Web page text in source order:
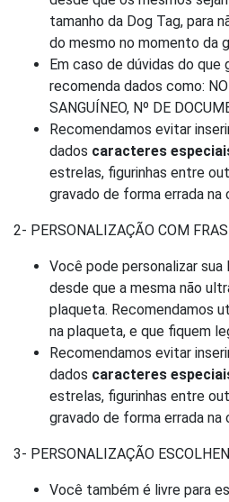
tamanho da Dog Tag, para
do mesmo no momento da
Em caso de dúvidas do que
recomenda dados como:
SANGUÍNEO, Nº DE
Recomendamos evitar
dados caracteres
estrelas, figurinhas entre
gravado de forma errada na
2- PERSONALIZAÇÃO COM
Você pode personalizar
desde que a mesma não
plaqueta. Recomendamos
na plaqueta, e que fiquem
Recomendamos evitar
dados caracteres
estrelas, figurinhas entre
gravado de forma errada na
3- PERSONALIZAÇÃO
Você também é livre para